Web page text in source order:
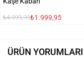
₺4.999,95₺1.999,95
ÜRÜN YORUMLARI